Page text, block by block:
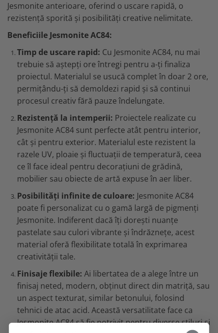
Jesmonite anterioare, oferind o uscare rapidă, o
rezistență sporită și posibilități creative nelimitate.
Beneficiile Jesmonite AC84:
Timp de uscare rapid: Cu Jesmonite AC84, nu mai
trebuie să aștepți ore întregi pentru a-ți finaliza
proiectul. Materialul se usucă complet în doar 2 ore,
permițându-ți să demoldezi rapid și să continui
procesul creativ fără pauze îndelungate.
Rezistență la intemperii: Proiectele realizate cu
Jesmonite AC84 sunt perfecte atât pentru interior,
cât și pentru exterior. Materialul este rezistent la
razele UV, ploaie și fluctuații de temperatură, ceea
ce îl face ideal pentru decorațiuni de grădină,
mobilier sau obiecte de artă expuse în aer liber.
Posibilități infinite de culoare: Jesmonite AC84
poate fi personalizat cu o gamă largă de pigmenți
Jesmonite. Indiferent dacă îți dorești nuanțe
pastelate sau culori vibrante și îndrăznețe, acest
material oferă flexibilitate totală în exprimarea
creativității tale.
Finisaje flexibile: Ai libertatea de a alege între un
finisaj neted, modern, obținut direct din matriță, sau
un aspect texturat, similar betonului, folosind
tehnici de atac acid. Această versatilitate face ca
Jesmonite AC84 să fie potrivit pentru diverse stiluri și